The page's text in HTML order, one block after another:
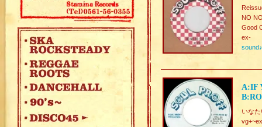
NO
Good
ex-
sound♪
A:IF
いな